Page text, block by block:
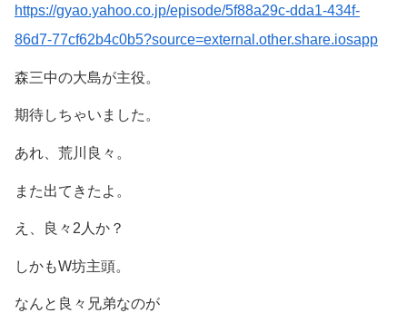
https://gyao.yahoo.co.jp/episode/5f88a29c-dda1-434f-
86d7-77cf62b4c0b5?source=external.other.share.iosapp
森三中の大島が主役。
期待しちゃいました。
あれ、荒川良々。
また出てきたよ。
え、良々2人か？
しかもW坊主頭。
なんと良々兄弟なのが